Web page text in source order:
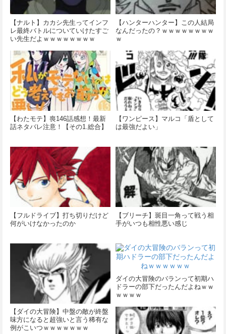
【ナルト】カカシ先生ってインフ
レ最終バトルについていけたすご
い先生だよｗｗｗｗｗｗｗｗ
【ハンターハンター】この人結局
なんだったの？ｗｗｗｗｗｗｗｗ
ｗ
【わたモテ】喪146話感想！最新
話ネタバレ注意！【その1.総合】
【ワンピース】マルコ「盾として
は最強だよい」
【フルドライブ】打ち切りだけど
何がいけなかったのか
【ブリーチ】斑目一角って戦う相
手がいつも相性悪い感じ
【ダイの大冒険】中盤の敵が終盤
味方になると超強いと言う稀有な
例がこいつｗｗｗｗｗｗｗ
ダイの大冒険のバランって初期ハ
ドラーの部下だったんだよねｗｗ
ｗｗｗｗ